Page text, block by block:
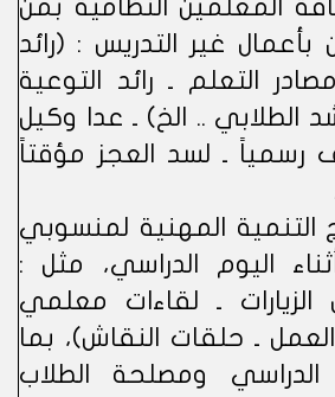
المعلمين النظامية بمن
غير التدريس : (رائد
التعلم ـ رائد التوعية
الطلابي .. الخ) ـ عدا وكيل
رسمياً ـ لسد العجز مؤقتاً
التنمية المهنية لمنسوبي
اليوم الدراسي، مثل :
الزيارات ـ لقاءات معلمي
ـ حلقات النقاش)، بما
الدراسي ومصلحة الطلاب